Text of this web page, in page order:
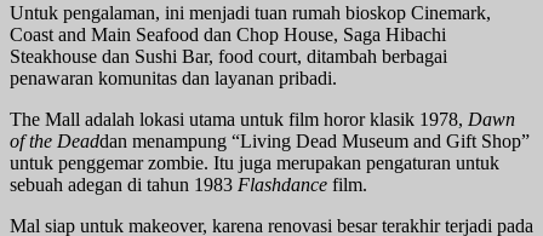
Untuk pengalaman, ini menjadi tuan rumah bioskop Cinemark,
Coast and Main Seafood dan Chop House, Saga Hibachi
Steakhouse dan Sushi Bar, food court, ditambah berbagai
penawaran komunitas dan layanan pribadi.
The Mall adalah lokasi utama untuk film horor klasik 1978, Dawn
of the Deaddan menampung “Living Dead Museum and Gift Shop”
untuk penggemar zombie. Itu juga merupakan pengaturan untuk
sebuah adegan di tahun 1983 Flashdance film.
Mal siap untuk makeover, karena renovasi besar terakhir terjadi pada